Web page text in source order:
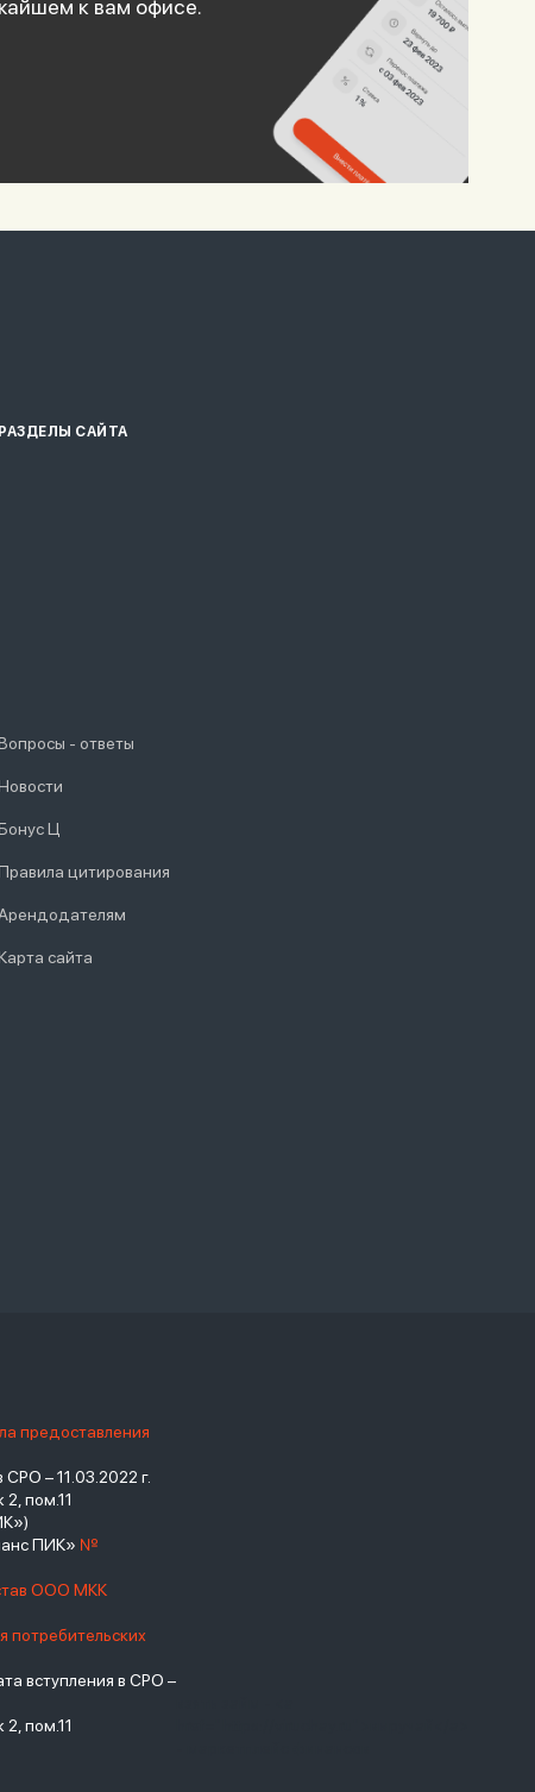
к вам офисе.
РАЗДЕЛЫ САЙТА
- ответы
Ц
цитирования
сайта
предоставления
– 11.03.2022 г.
пом.11
ПИК» №
ООО МКК
потребительских
вступления в СРО –
пом.11